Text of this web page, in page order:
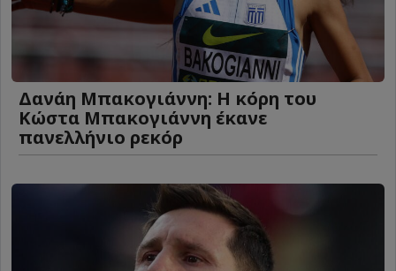
Δανάη Μπακογιάννη: Η κόρη του
Κώστα Μπακογιάννη έκανε
πανελλήνιο ρεκόρ